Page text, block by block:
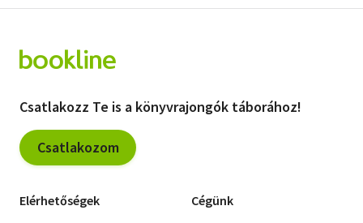
Csatlakozz Te is a könyvrajongók táborához!
Csatlakozom
Elérhetőségek Cégünk